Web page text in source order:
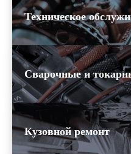
Техническое
Сварочные и
Кузовной ремонт